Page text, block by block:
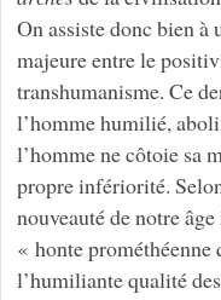
On assiste donc bien
majeure entre le
transhumanisme. Ce
l’homme humilié,
l’homme ne côtoie sa
propre infériorité.
nouveauté de notre
« honte prométhéenne
l’humiliante qualité